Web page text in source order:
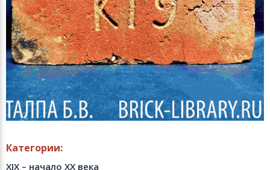
Категории:
XIX – начало XX века